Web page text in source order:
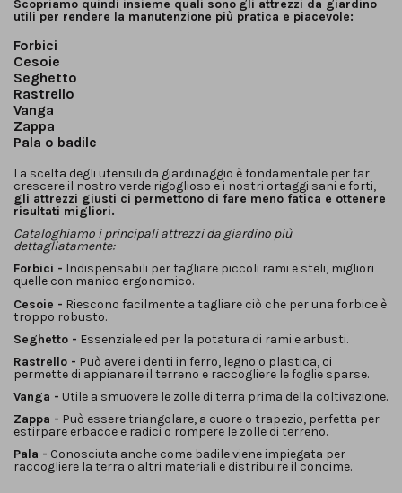
Scopriamo quindi insieme quali sono gli attrezzi da giardino
utili per rendere la manutenzione più pratica e piacevole:
Forbici
Cesoie
Seghetto
Rastrello
Vanga
Zappa
Pala o badile
La scelta degli utensili da giardinaggio è fondamentale per far
crescere il nostro verde rigoglioso e i nostri ortaggi sani e forti,
gli attrezzi giusti ci permettono di fare meno fatica e ottenere
risultati migliori.
Cataloghiamo i principali attrezzi da giardino più
dettagliatamente:
Forbici - Indispensabili per tagliare piccoli rami e steli, migliori
quelle con manico ergonomico.
Cesoie - Riescono facilmente a tagliare ciò che per una forbice è
troppo robusto.
Seghetto - Essenziale ed per la potatura di rami e arbusti.
Rastrello - Può avere i denti in ferro, legno o plastica, ci
permette di appianare il terreno e raccogliere le foglie sparse.
Vanga - Utile a smuovere le zolle di terra prima della coltivazione.
Zappa - Può essere triangolare, a cuore o trapezio, perfetta per
estirpare erbacce e radici o rompere le zolle di terreno.
Pala - Conosciuta anche come badile viene impiegata per
raccogliere la terra o altri materiali e distribuire il concime.